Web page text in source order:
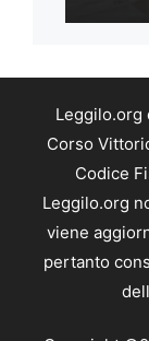
Leggilo.org
Corso
Codice
Leggilo.org
viene
pertanto